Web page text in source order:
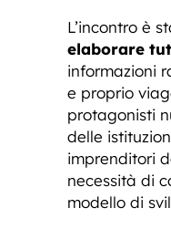
L’incontro è
elaborare
informazioni
e proprio
protagonisti
delle
imprenditori
necessità di
modello di